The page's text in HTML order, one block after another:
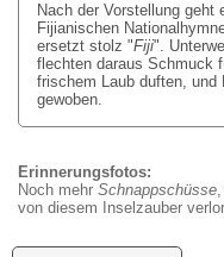
Nach der Vorstellung geht
Fijianischen
ersetzt stolz "Fiji".
flechten daraus Schmuck
frischem Laub duften,
gewoben.
Erinnerungsfotos:
Noch mehr Schnappschüsse
von diesem Inselzauber
Teil
des
Seveci-
Clanes.
Timoci,
Lora,Asenaca,
Vuni,
Nathalie
&
Raibe.
=
happy
People.
Sevecis
Schiff.
Taina.
Jim,
Timoci,
zweiter
Sohn
von
Veniana
&
seine
Mutter
Vuni
Die
Frauen
erstellen
Matten
aus
Pandanus,
Beerding
benötigt
werden.
Küche
am
Kochen.
Taina
mit
Josua
&
Seveci.
Bucht
von
Somosomo.
Veniana
des
Dorfes
Savaira.
&
Jims
Familie.
sein
älterer
Bruder.